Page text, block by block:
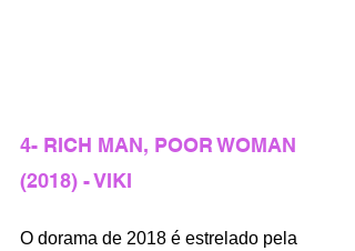
4- RICH MAN, POOR WOMAN
(2018) - VIKI
O dorama de 2018 é estrelado pela